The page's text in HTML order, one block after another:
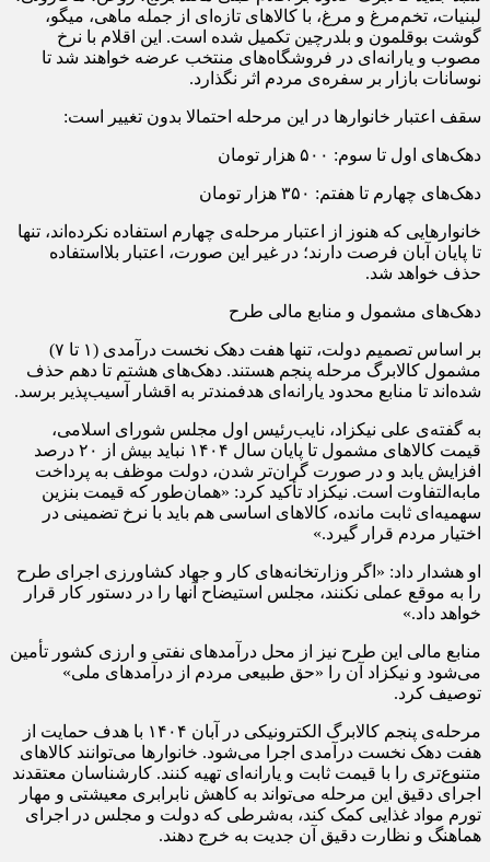
لبنیات، تخم‌مرغ و مرغ، با کالاهای تازه‌ای از جمله ماهی، میگو،
گوشت بوقلمون و بلدرچین تکمیل شده است. این اقلام با نرخ
مصوب و یارانه‌ای در فروشگاه‌های منتخب عرضه خواهند شد تا
نوسانات بازار بر سفره‌ی مردم اثر نگذارد.
سقف اعتبار خانوارها در این مرحله احتمالا بدون تغییر است:
دهک‌های اول تا سوم: ۵۰۰ هزار تومان
دهک‌های چهارم تا هفتم: ۳۵۰ هزار تومان
خانوارهایی که هنوز از اعتبار مرحله‌ی چهارم استفاده نکرده‌اند، تنها
تا پایان آبان فرصت دارند؛ در غیر این صورت، اعتبار بلااستفاده
حذف خواهد شد.
دهک‌های مشمول و منابع مالی طرح
بر اساس تصمیم دولت، تنها هفت دهک نخست درآمدی (۱ تا ۷)
مشمول کالابرگ مرحله پنجم هستند. دهک‌های هشتم تا دهم حذف
شده‌اند تا منابع محدود یارانه‌ای هدفمندتر به اقشار آسیب‌پذیر برسد.
به گفته‌ی علی نیکزاد، نایب‌رئیس اول مجلس شورای اسلامی،
قیمت کالاهای مشمول تا پایان سال ۱۴۰۴ نباید بیش از ۲۰ درصد
افزایش یابد و در صورت گران‌تر شدن، دولت موظف به پرداخت
مابه‌التفاوت است. نیکزاد تأکید کرد: «همان‌طور که قیمت بنزین
سهمیه‌ای ثابت مانده، کالاهای اساسی هم باید با نرخ تضمینی در
اختیار مردم قرار گیرد.»
او هشدار داد: «اگر وزارتخانه‌های کار و جهاد کشاورزی اجرای طرح
را به موقع عملی نکنند، مجلس استیضاح آنها را در دستور کار قرار
خواهد داد.»
منابع مالی این طرح نیز از محل درآمدهای نفتی و ارزی کشور تأمین
می‌شود و نیکزاد آن را «حق طبیعی مردم از درآمدهای ملی»
توصیف کرد.
مرحله‌ی پنجم کالابرگ الکترونیکی در آبان ۱۴۰۴ با هدف حمایت از
هفت دهک نخست درآمدی اجرا می‌شود. خانوارها می‌توانند کالاهای
متنوع‌تری را با قیمت ثابت و یارانه‌ای تهیه کنند. کارشناسان معتقدند
اجرای دقیق این مرحله می‌تواند به کاهش نابرابری معیشتی و مهار
تورم مواد غذایی کمک کند، به‌شرطی که دولت و مجلس در اجرای
هماهنگ و نظارت دقیق آن جدیت به خرج دهند.